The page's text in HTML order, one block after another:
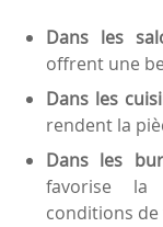
Dans les
offrent une
Dans les
rendent la
Dans les
favorise la
conditions de